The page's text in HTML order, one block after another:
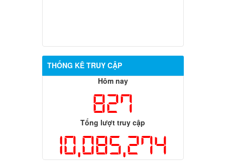
THỐNG KÊ TRUY CẬP
Hôm nay
827
Tổng lượt truy cập
10,085,274